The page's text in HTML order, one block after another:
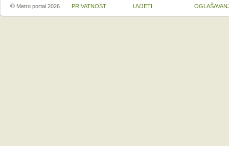
© Metro portal 2026 PRIVATNOST UVJETI